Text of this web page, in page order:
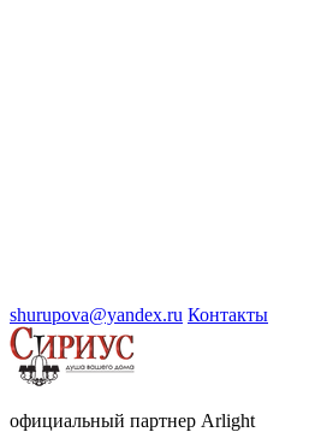
shurupova@yandex.ru Контакты
официальный партнер Arlight